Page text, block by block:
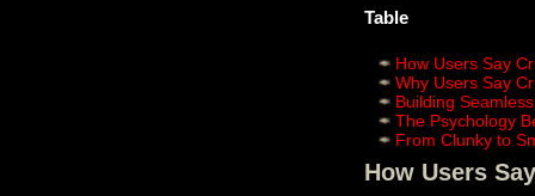
Table
How Users Say
Why Users Say
Building
The Psychology
From Clunky to
How Users